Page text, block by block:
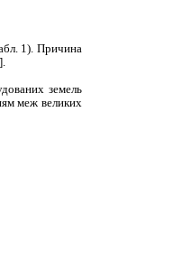
1). Причина
земель
меж великих